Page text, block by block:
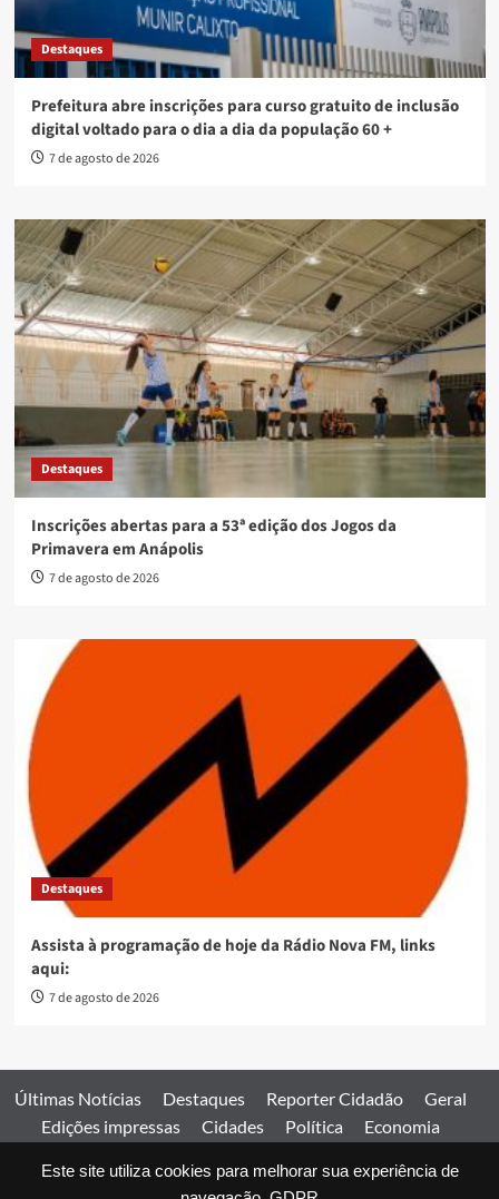
Este site utiliza cookies para melhorar sua experiência de
Destaques
Prefeitura abre inscrições para curso gratuito de inclusão
digital voltado para o dia a dia da população 60 +
7 de agosto de 2026
Destaques
Inscrições abertas para a 53ª edição dos Jogos da
Primavera em Anápolis
7 de agosto de 2026
Destaques
Assista à programação de hoje da Rádio Nova FM, links
aqui:
7 de agosto de 2026
Últimas Notícias Destaques Reporter Cidadão
Geral
Edições impressas
Cidades Política
Economia
Comercial
Edições impressas Expediente Home